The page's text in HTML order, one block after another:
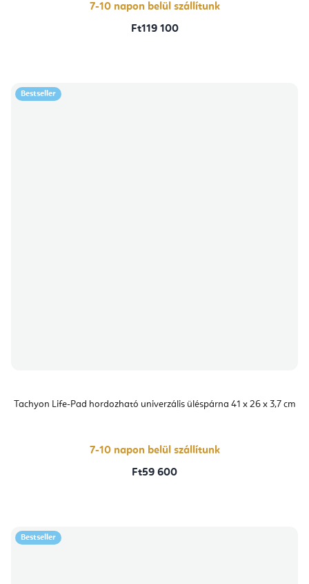
7-10 napon belül szállítunk
Ft119 100
Bestseller
Tachyon Life-Pad hordozható univerzális üléspárna 41 x 26 x 3,7 cm
7-10 napon belül szállítunk
Ft59 600
Bestseller